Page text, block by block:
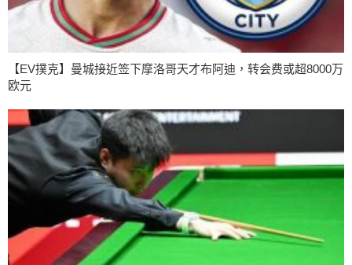
【EV撲克】曼城接近签下摩洛哥天才布阿迪，转会费或超8000万
欧元